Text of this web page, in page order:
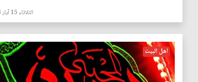
الثلاثاء 15 آيار 2018
اهل البيت